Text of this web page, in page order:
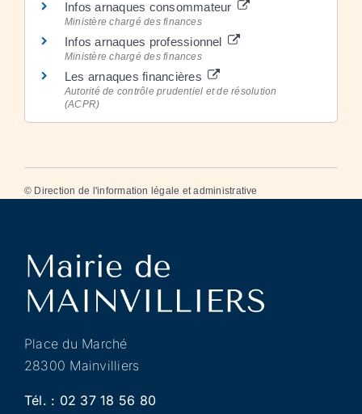
Infos arnaques consommateur
Ministère chargé des finances
Infos arnaques professionnel
Ministère chargé des finances
Les arnaques financières
Autorité de contrôle prudentiel et de résolution
(ACPR)
© Direction de l'information légale et administrative
Place du Marché
28300 Mainvilliers
Tél. : 02 37 18 56 80